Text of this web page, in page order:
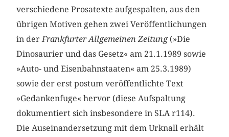
verschiedene Prosatexte aufgespalten, aus den
übrigen Motiven gehen zwei Veröffentlichungen
in derFrankfurter Allgemeinen Zeitung(»Die
Dinosaurier und das Gesetz« am 21.1.1989 sowie
»Auto- und Eisenbahnstaaten« am 25.3.1989)
sowie der erst postum veröffentlichte Text
»Gedankenfuge« hervor (diese Aufspaltung
dokumentiert sich insbesondere in SLA r114).
Die Auseinandersetzung mit dem Urknall erhält